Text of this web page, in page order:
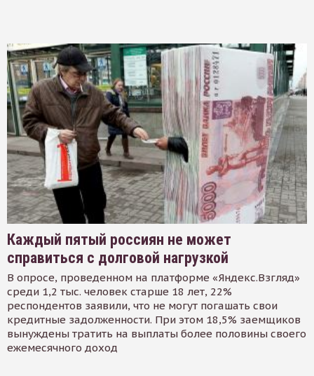
Каждый пятый россиян не может
справиться с долговой нагрузкой
В опросе, проведенном на платформе «Яндекс.Взгляд»
среди 1,2 тыс. человек старше 18 лет, 22%
респондентов заявили, что не могут погашать свои
кредитные задолженности. При этом 18,5% заемщиков
вынуждены тратить на выплаты более половины своего
ежемесячного доход